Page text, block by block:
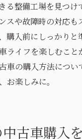
る整備工場を見つけ
スや故障時の対応も
購入前にしっかりと
ライフを楽しむこと
車の購入方法につい
お楽しみに。
古車購入